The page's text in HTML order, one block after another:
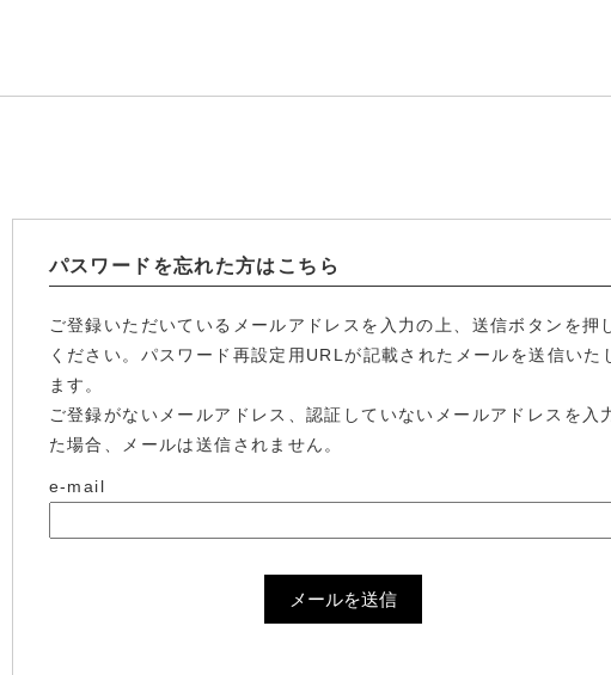
パスワードを忘れた方はこちら
ご登録いただいているメールアドレスを入力の上、送信ボタンを押
ください。パスワード再設定用URLが記載されたメールを送信いた
ます。
ご登録がないメールアドレス、認証していないメールアドレスを入
た場合、メールは送信されません。
e-mail
メールを送信